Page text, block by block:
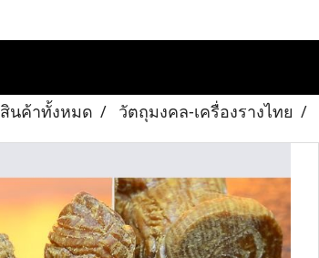
สินค้าทั้งหมด วัตถุมงคล-เครื่องรางไทย